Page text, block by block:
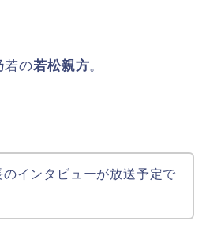
若の若松親方。
のインタビューが放送予定で